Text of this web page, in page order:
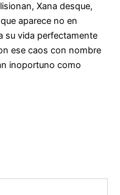
Xana desque,
aparece no en
su vida perfectamente
ese caos con nombre
inoportuno como